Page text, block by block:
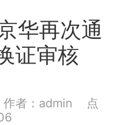
华再次通
证审核
者：admin 点